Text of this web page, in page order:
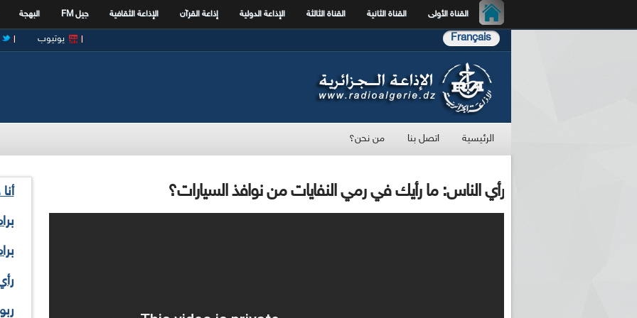
القناة الأولى القناة الثانية القناة الثالثة الإذاعة الدولية إذاعة القرآن الإذاعة الثقافية جيل FM البهجة
Français يوتيوب
الرئيسية اتصل بنا من نحن؟
رأي الناس: ما رأيك في رمي النفايات من نوافذ السيارات؟